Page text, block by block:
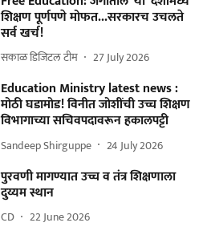
शिक्षण पूर्णपणे मोफत...सरकारच उचलते
सर्व खर्च!
सकाळ डिजिटल टीम 27 July 2026
Education Ministry latest news :
मोठी घडामोड! विनीत जोशींची उच्च शिक्षण
विभागाच्या सचिवपदावरून हकालपट्टी
Sandeep Shirguppe 24 July 2026
पुरवणी मागण्यात उच्च व तंत्र शिक्षणाला
दुय्यम स्थान
CD 22 June 2026